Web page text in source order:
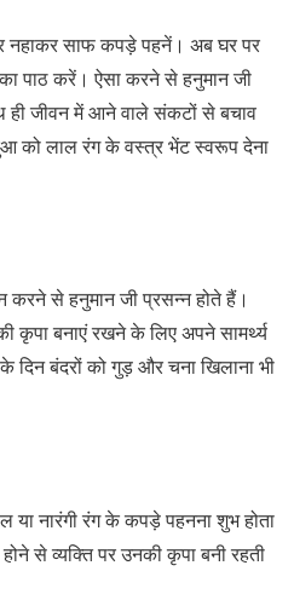
नहाकर साफ कपड़े पहनें। अब घर पर
पाठ करें। ऐसा करने से हनुमान जी
ही जीवन में आने वाले संकटों से बचाव
को लाल रंग के वस्त्र भेंट स्वरूप देना
करने से हनुमान जी प्रसन्न होते हैं।
बनाएं रखने के लिए अपने सामर्थ्य
बंदरों को गुड़ और चना खिलाना भी
या नारंगी रंग के कपड़े पहनना शुभ होता
से व्यक्ति पर उनकी कृपा बनी रहती